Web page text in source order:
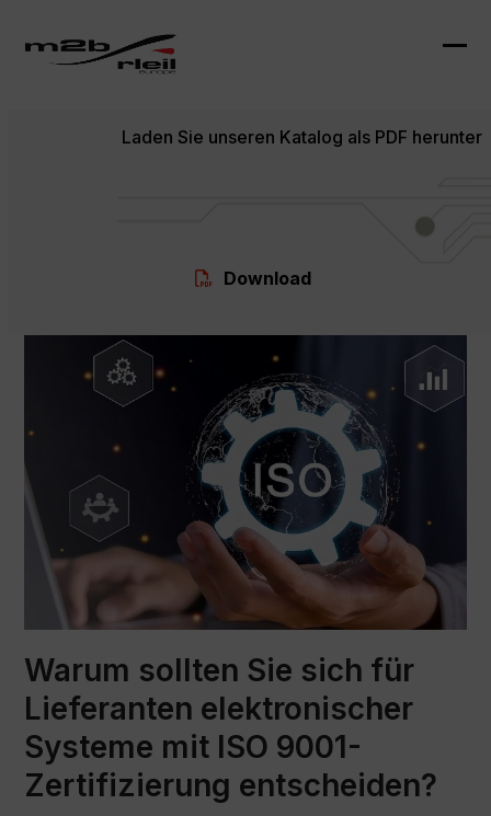
content
Laden Sie unseren Katalog als PDF herunter
Download
Warum sollten Sie sich für
Lieferanten elektronischer
Systeme mit ISO 9001-
Zertifizierung entscheiden?